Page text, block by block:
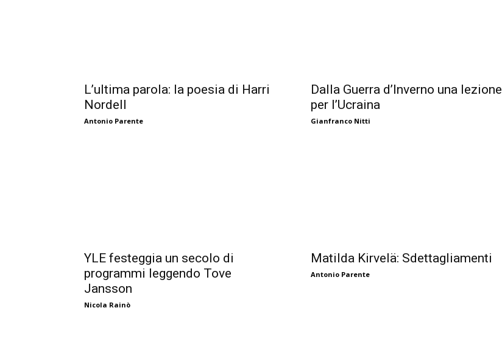
L’ultima parola: la poesia di Harri
Nordell
Antonio Parente
Dalla Guerra d’Inverno una lezione
per l’Ucraina
Gianfranco Nitti
YLE festeggia un secolo di
programmi leggendo Tove
Jansson
Nicola Rainò
Matilda Kirvelä: Sdettagliamenti
Antonio Parente